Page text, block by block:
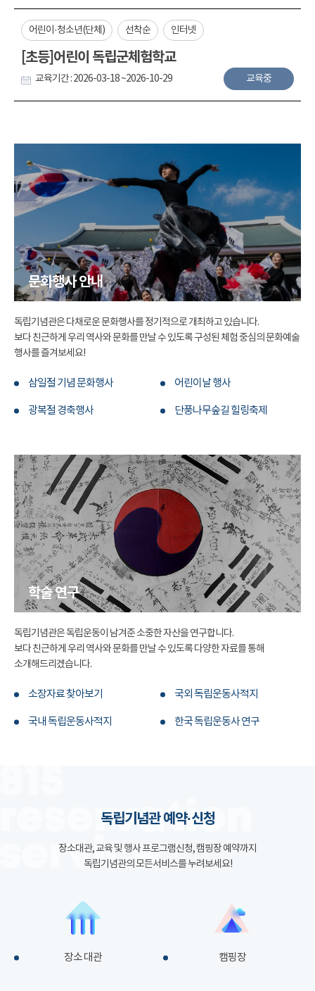
어린이·청소년(단체) 선착순 인터넷
[초등]어린이 독립군체험학교
교육기간 : 2026-03-18 ~2026-10-29 교육중
문화행사 안내
독립기념관은 다채로운 문화행사를 정기적으로 개최하고 있습니다.
보다 친근하게 우리 역사와 문화를 만날 수 있도록 구성된 체험 중심의 문화예술
행사를 즐겨보세요!
삼일절 기념 문화행사 어린이날 행사
광복절 경축행사 단풍나무숲길 힐링축제
학술 연구
독립기념관은 독립운동이 남겨준 소중한 자산을 연구합니다.
보다 친근하게 우리 역사와 문화를 만날 수 있도록 다양한 자료를 통해
소개해드리겠습니다.
소장자료 찾아보기 국외 독립운동사적지
국내 독립운동사적지 한국 독립운동사 연구
독립기념관 예약·신청
장소대관, 교육 및 행사 프로그램신청, 캠핑장 예약까지
독립기념관의 모든서비스를 누려보세요!
장소 대관 캠핑장